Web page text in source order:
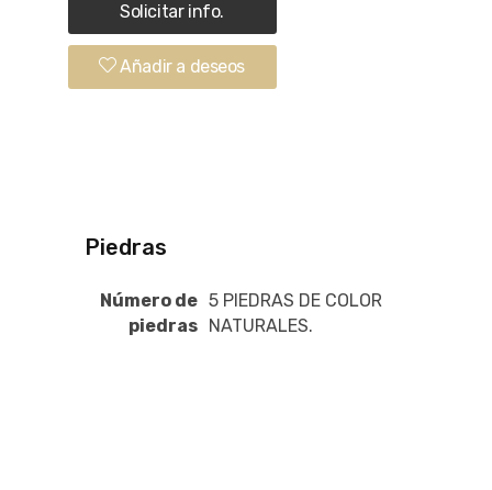
Solicitar info.
Añadir a deseos
Piedras
Número de
piedras
5 PIEDRAS DE COLOR
NATURALES.